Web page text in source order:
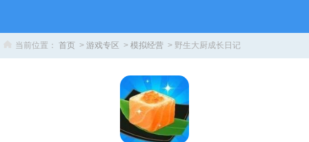
当前位置： 首页 > 游戏专区 > 模拟经营 > 野生大厨成长日记